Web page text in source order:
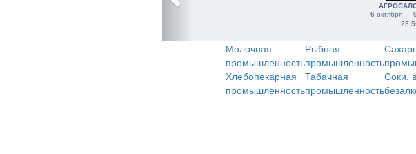
6 октября —
Молочная
промышленность
Рыбная
промышленность
Хлебопекарная
промышленность
Табачная
промышленность
Соки,